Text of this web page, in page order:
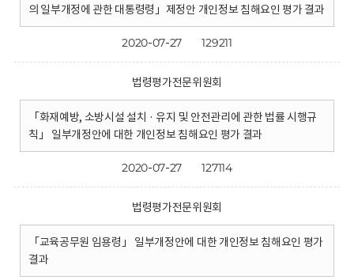
의 일부개정에 관한 대통령령」제정안 개인정보 침해요인 평가 결과
2020-07-27 129211
법령평가전문위원회
「화재예방, 소방시설 설치 · 유지 및 안전관리에 관한 법률 시행규
칙」 일부개정안에 대한 개인정보 침해요인 평가 결과
2020-07-27 127114
법령평가전문위원회
「교육공무원 임용령」 일부개정안에 대한 개인정보 침해요인 평가
결과